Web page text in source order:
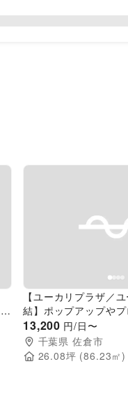
Previous slide
【ユーカリプラザ／
結】ポップアップや
した地域密着型の商業
ルド前のイベントスペ
13,200 円/日〜
千葉県 佐倉市
26.08坪 (86.23㎡)